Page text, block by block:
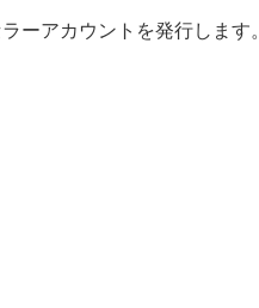
ーアカウントを発行します。